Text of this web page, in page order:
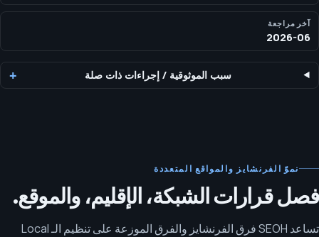
آخر مراجعة
2026-06
سبب الموثوقية /إجراءات ذات صلة
نموّ الفرنشايز والمواقع المتعددة
فصل قرارات الشبكة، الإقليم، والموقع.
تساعد SEOH فرق الفرنشايز والفرق الموزعة على تنظيم الـ Local